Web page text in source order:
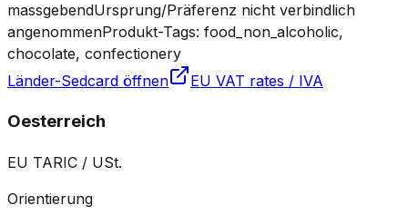
massgebendUrsprung/Präferenz nicht verbindlich
angenommenProdukt-Tags: food_non_alcoholic,
chocolate, confectionery
Länder-Sedcard öffnen
EU VAT rates / IVA
Oesterreich
EU TARIC / USt.
Orientierung